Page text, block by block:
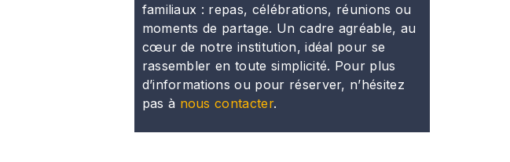
familiaux : repas, célébrations, réunions ou
moments de partage. Un cadre agréable, au
cœur de notre institution, idéal pour se
rassembler en toute simplicité. Pour plus
d’informations ou pour réserver, n’hésitez
pas à nous contacter.